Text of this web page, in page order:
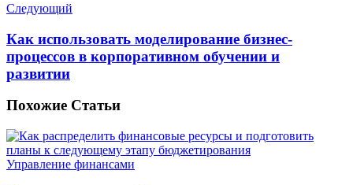
Следующий
Как использовать моделирование бизнес-
процессов в корпоративном обучении и
развитии
Похожие Статьи
Управление финансами